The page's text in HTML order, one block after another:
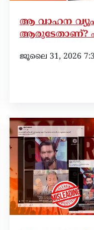
ആ വാഹന
ആരുടേതാണ്?
ജൂലൈ 31, 2026